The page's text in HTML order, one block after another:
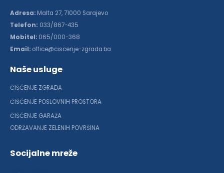
Adresa: Malta 27, 71000 Sarajevo
Telefon: 033/867-435
Mobitel: 065/000-368
Email: office@ciscenje-zgrada.ba
Naše usluge
ČIŠĆENJE ZGRADA
ČIŠĆENJE POSLOVNIH PROSTORA
ČIŠĆENJE GARAŽA
ODRŽAVANJE ZELENIH POVRŠINA
Socijalne mreže